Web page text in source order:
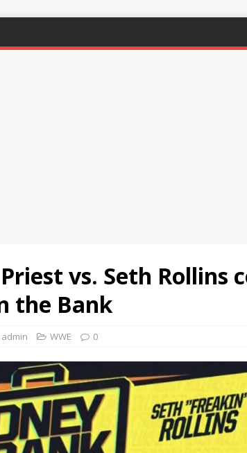
vs. Seth Rollins
the Bank
admin WWE 0